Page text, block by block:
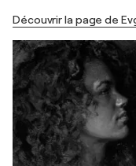
Découvrir la page de